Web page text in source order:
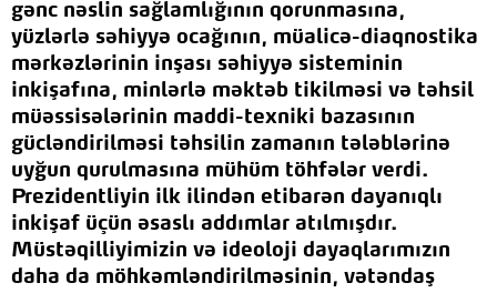
gənc nəslin sağlamlığının qorunmasına,
yüzlərlə səhiyyə ocağının, müalicə-diaqnostika
mərkəzlərinin inşası səhiyyə sisteminin
inkişafına, minlərlə məktəb tikilməsi və təhsil
müəssisələrinin maddi-texniki bazasının
gücləndirilməsi təhsilin zamanın tələblərinə
uyğun qurulmasına mühüm töhfələr verdi.
Prezidentliyin ilk ilindən etibarən dayanıqlı
inkişaf üçün əsaslı addımlar atılmışdır.
Müstəqilliyimizin və ideoloji dayaqlarımızın
daha da möhkəmləndirilməsinin, vətəndaş